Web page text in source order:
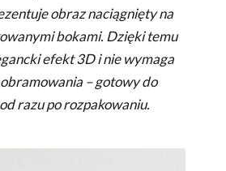
obraz naciągnięty na
bokami. Dzięki temu
efekt 3D i nie wymaga
– gotowy do
razu po rozpakowaniu.